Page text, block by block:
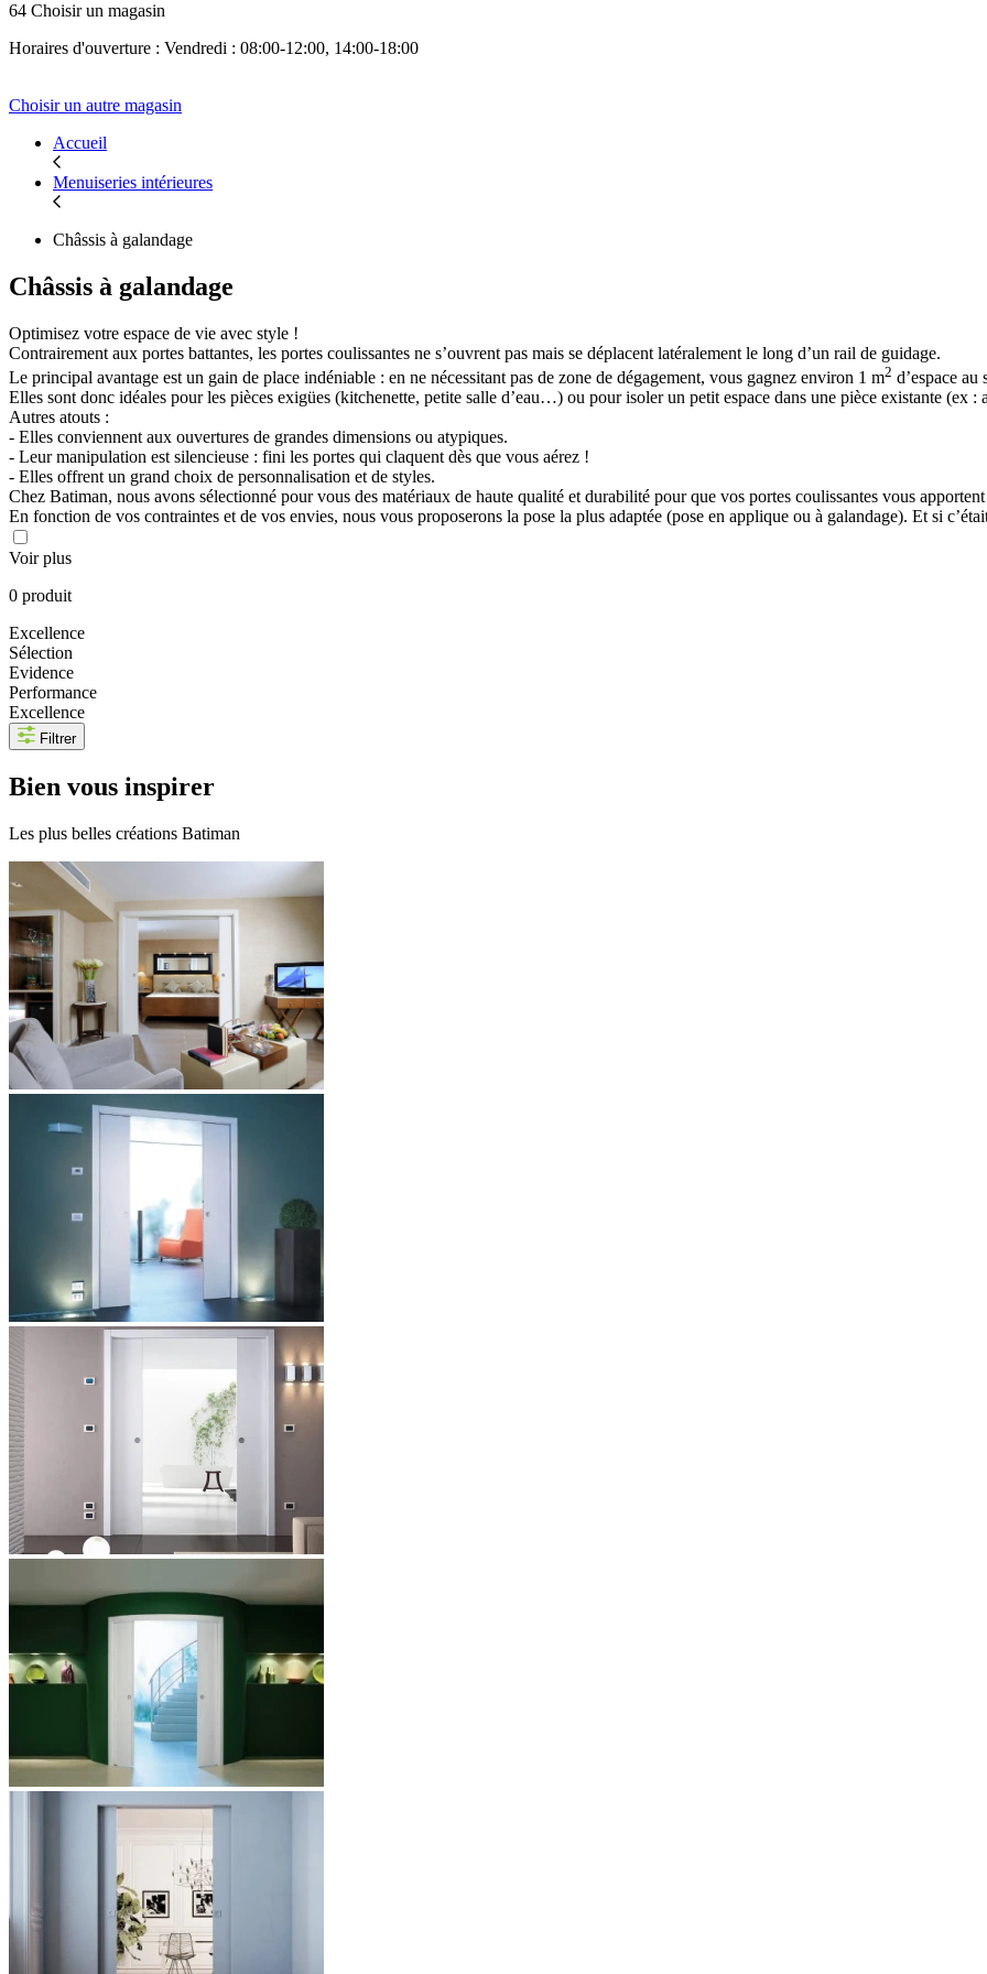
64 Choisir un magasin
Horaires d'ouverture : Vendredi : 08:00-12:00, 14:00-18:00
Choisir un autre magasin
Accueil
Menuiseries intérieures
Châssis à galandage
Châssis à galandage
Optimisez votre espace de vie avec style !
Contrairement aux portes battantes, les portes coulissantes ne s’ouvrent pas mais se déplacent latéralement le long d’un rail de guidage.
Le principal avantage est un gain de place indéniable : en ne nécessitant pas de zone de dégagement, vous gagnez environ 1 m2 d’espace au
Elles sont donc idéales pour les pièces exigües (kitchenette, petite salle d’eau…) ou pour isoler un petit espace dans une pièce existante (ex
Autres atouts :
- Elles conviennent aux ouvertures de grandes dimensions ou atypiques.
- Leur manipulation est silencieuse : fini les portes qui claquent dès que vous aérez !
- Elles offrent un grand choix de personnalisation et de styles.
Chez Batiman, nous avons sélectionné pour vous des matériaux de haute qualité et durabilité pour que vos portes coulissantes vous
En fonction de vos contraintes et de vos envies, nous vous proposerons la pose la plus adaptée (pose en applique ou à galandage). Et si
Voir plus
0 produit
Excellence
Sélection
Evidence
Performance
Excellence
Filtrer
Bien vous inspirer
Les plus belles créations Batiman